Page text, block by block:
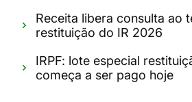
Receita libera consulta ao
restituição do IR 2026
IRPF: lote especial
começa a ser pago hoje